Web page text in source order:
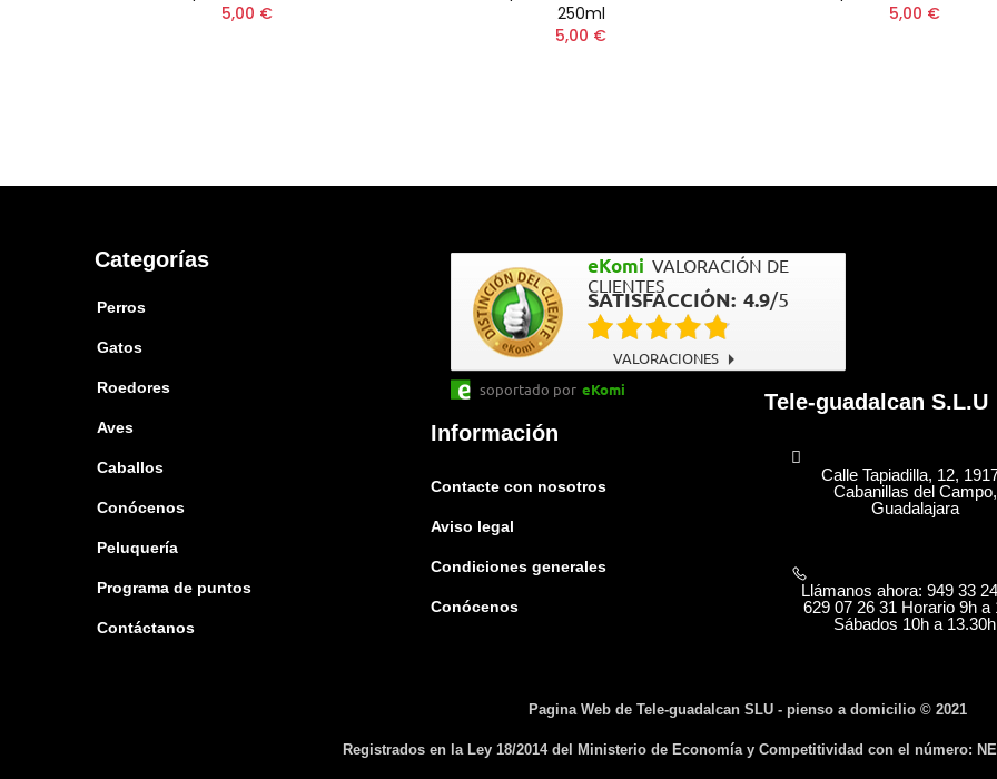
5,00 €
250ml
5,00 €
5,00 €
Categorías
Perros
Gatos
Roedores
Aves
Caballos
Conócenos
Peluquería
Programa de puntos
Contáctanos
eKomi VALORACIÓN DE
CLIENTES
SATISFACCIÓN: 4.9/5
VALORACIONES
soportado por eKomi
Información
Contacte con nosotros
Aviso legal
Condiciones generales
Conócenos
Tele-guadalcan S.L.U
Calle Tapiadilla, 12,
Cabanillas del Campo,
Guadalajara
Llámanos ahora: 949 33
629 07 26 31 Horario 9h a
Sábados 10h a 13.30h
Pagina Web de Tele-guadalcan SLU - pienso a domicilio © 2021
Registrados en la Ley 18/2014 del Ministerio de Economía y Competitividad con el número: